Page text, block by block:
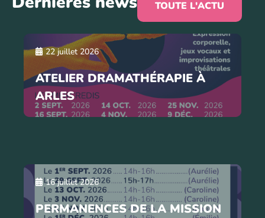
TOUTE L'ACTU
22 juillet 2026
ATELIER DRAMATHÉRAPIE À
ARLES
16 juillet 2026
PERMANENCES DE LA MISSION